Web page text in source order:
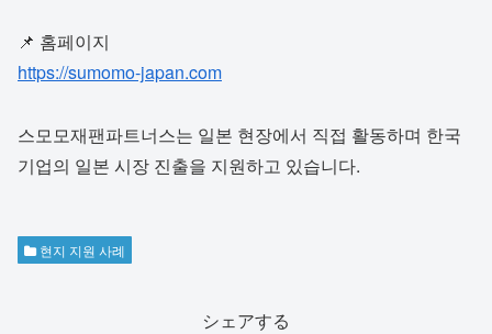
📌 홈페이지
https://sumomo-japan.com
스모모재팬파트너스는 일본 현장에서 직접 활동하며 한국
기업의 일본 시장 진출을 지원하고 있습니다.
현지 지원 사례
シェアする